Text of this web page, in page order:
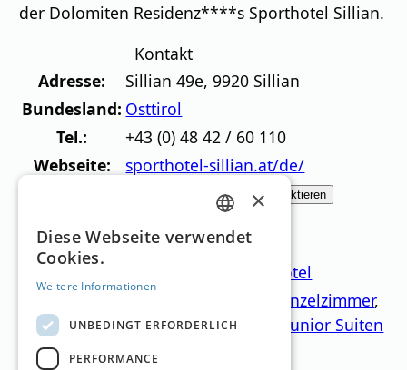
der Dolomiten Residenz****s Sporthotel Sillian.
Kontakt
Adresse:
Sillian 49e, 9920 Sillian
Bundesland: Osttirol
Tel.:
+43 (0) 48 42 / 60 110
Webseite:
sporthotel-sillian.at/de/
„Dolomiten Residenz Sporthotel Sillian“ jetzt kontaktieren
Details
Hotel Sterne:
4 Superior
Hotel
Zimmerangebot:
Einzelzimmer,
Familienzimmer
Junior Suiten
Verpflegung:
GERMAN
×
Diese Webseite verwendet
Cookies.
Weitere Informationen
UNBEDINGT ERFORDERLICH
PERFORMANCE